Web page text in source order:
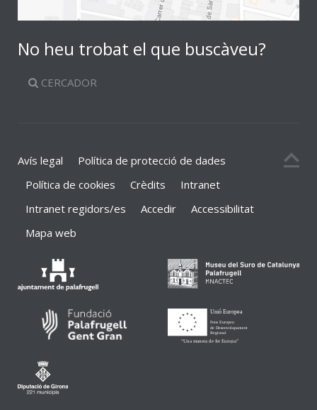
No heu trobat el que buscàveu?
CERCADOR
Avís legal
Política de protecció de dades
Política de cookies
Crèdits
Intranet
Intranet regidors/es
Accedir
Accessibilitat
Mapa web